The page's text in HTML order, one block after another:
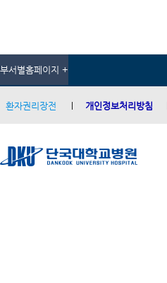
부서별홈페이지 +
환자권리장전 개인정보처리방침